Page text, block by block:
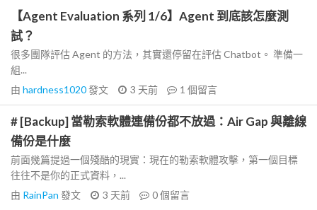
【Agent Evaluation 系列 1/6】Agent 到底該怎麼測
試？
很多團隊評估 Agent 的方法，其實還停留在評估 Chatbot。 準備一
組...
由 hardness1020發文 3 天前 1 個留言
# [Backup] 當勒索軟體連備份都不放過：Air Gap 與離線
備份是什麼
前面幾篇提過一個殘酷的現實：現在的勒索軟體攻擊，第一個目標
往往不是你的正式資料，...
由 RainPan 發文 3 天前 0個留言